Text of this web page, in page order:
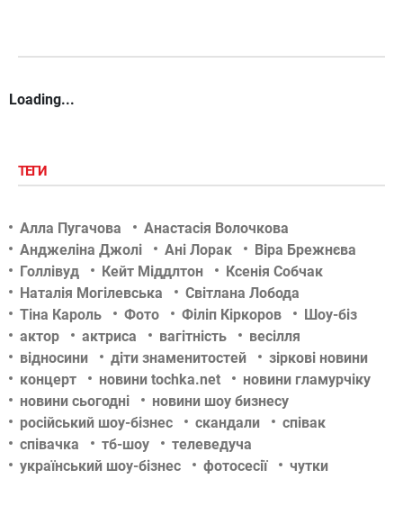
Loading...
ТЕГИ
Алла Пугачова
Анастасія Волочкова
Анджеліна Джолі
Ані Лорак
Віра Брежнєва
Голлівуд
Кейт Міддлтон
Ксенія Собчак
Наталія Могілевська
Світлана Лобода
Тіна Кароль
Фото Філіп Кіркоров
Шоу-біз
актор
актриса вагітність
весілля
відносини
діти знаменитостей
зіркові новини
концерт
новини tochka.net
новини гламурчіку
новини сьогодні
новини шоу бизнесу
російський шоу-бізнес
скандали
співак
співачка
тб-шоу
телеведуча
український шоу-бізнес
фотосесії чутки